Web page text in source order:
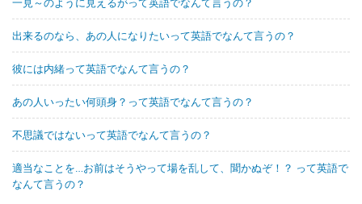
出来るのなら、あの人になりたいって英語でなんて言うの？
彼には内緒って英語でなんて言うの？
あの人いったい何頭身？って英語でなんて言うの？
不思議ではないって英語でなんて言うの？
適当なことを…お前はそうやって場を乱して、聞かぬぞ！？ って英語で
なんて言うの？